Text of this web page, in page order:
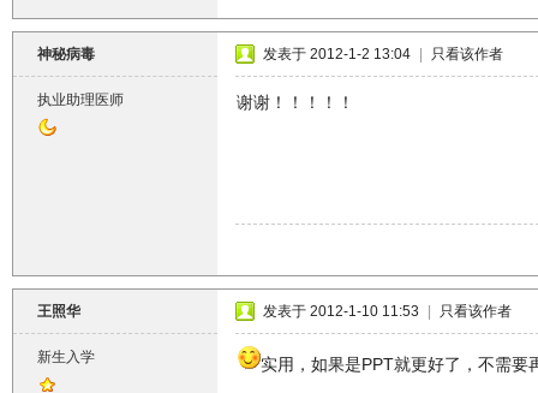
神秘病毒
执业助理医师
发表于 2012-1-2 13:04 只看该作者
谢谢！！！！！
王照华
新生入学
发表于 2012-1-10 11:53 只看该作者
实用，如果是PPT就更好了，不需要